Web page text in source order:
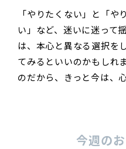
「やりたくない」と「や
い」など、迷いに迷って
は、本心と異なる選択を
てみるといいのかもしれ
のだから、きっと今は、
今週の